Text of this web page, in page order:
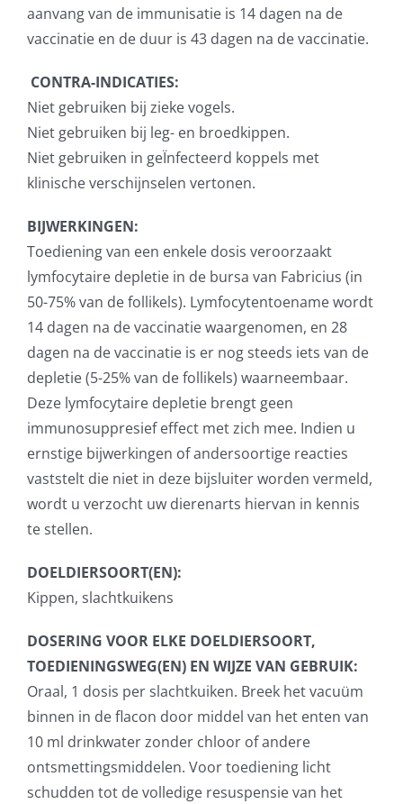
aanvang van de immunisatie is 14 dagen na de
vaccinatie en de duur is 43 dagen na de vaccinatie.
CONTRA-INDICATIES:
Niet gebruiken bij zieke vogels.
Niet gebruiken bij leg- en broedkippen.
Niet gebruiken in geÏnfecteerd koppels met
klinische verschijnselen vertonen.
BIJWERKINGEN:
Toediening van een enkele dosis veroorzaakt
lymfocytaire depletie in de bursa van Fabricius (in
50-75% van de follikels). Lymfocytentoename wordt
14 dagen na de vaccinatie waargenomen, en 28
dagen na de vaccinatie is er nog steeds iets van de
depletie (5-25% van de follikels) waarneembaar.
Deze lymfocytaire depletie brengt geen
immunosuppresief effect met zich mee. Indien u
ernstige bijwerkingen of andersoortige reacties
vaststelt die niet in deze bijsluiter worden vermeld,
wordt u verzocht uw dierenarts hiervan in kennis
te stellen.
DOELDIERSOORT(EN):
Kippen, slachtkuikens
DOSERING VOOR ELKE DOELDIERSOORT,
TOEDIENINGSWEG(EN) EN WIJZE VAN GEBRUIK:
Oraal, 1 dosis per slachtkuiken. Breek het vacuüm
binnen in de ­flacon door middel van het enten van
10 ml drinkwater zonder chloor of andere
ontsmettingsmiddelen. Voor toediening licht
schudden tot de volledige resuspensie van het